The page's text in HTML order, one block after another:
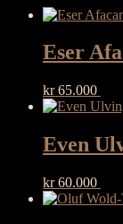
Eser
kr65.000
Even
kr60.000